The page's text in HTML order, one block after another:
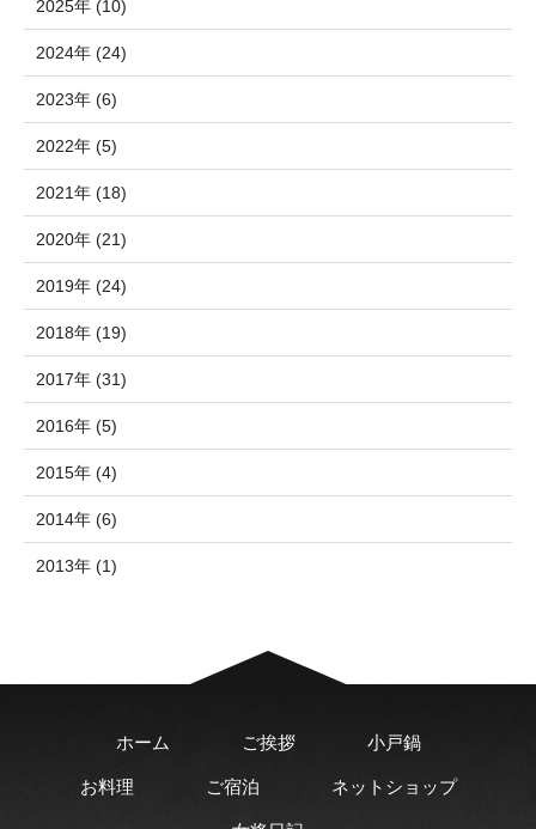
2025年 (10)
2024年 (24)
2023年 (6)
2022年 (5)
2021年 (18)
2020年 (21)
2019年 (24)
2018年 (19)
2017年 (31)
2016年 (5)
2015年 (4)
2014年 (6)
2013年 (1)
ホーム ご挨拶 小戸鍋
お料理 ご宿泊 ネットショップ